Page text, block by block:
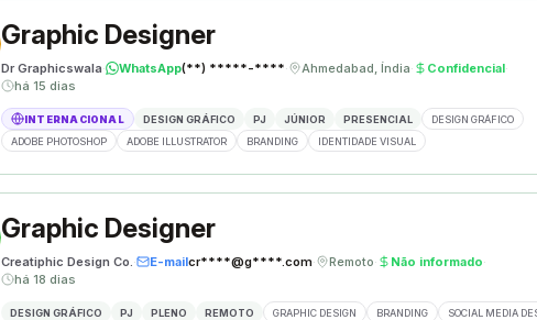
Graphic Designer
Dr Graphicswala· WhatsApp(**) *****-****· Ahmedabad, Índia· Confidencial·
há 15 dias
INTERNACIONAL DESIGN GRÁFICO PJ JÚNIOR PRESENCIAL
DESIGN GRÁFICO
ADOBE PHOTOSHOP
ADOBE ILLUSTRATOR BRANDING IDENTIDADE VISUAL
Graphic Designer
Creatiphic Design Co.· E-mailcr****@g****.com· Remoto· Não informado·
há 18 dias
DESIGN GRÁFICO PJ PLENO REMOTO GRAPHIC DESIGN BRANDING
SOCIAL MEDIA